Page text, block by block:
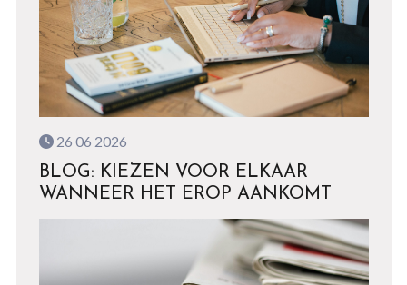
26 06 2026
BLOG: KIEZEN VOOR ELKAAR
WANNEER HET EROP AANKOMT